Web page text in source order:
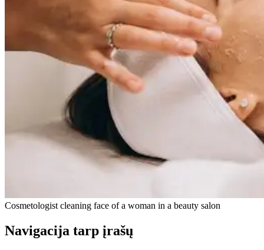
Cosmetologist cleaning face of a woman in a beauty salon
Navigacija tarp įrašų